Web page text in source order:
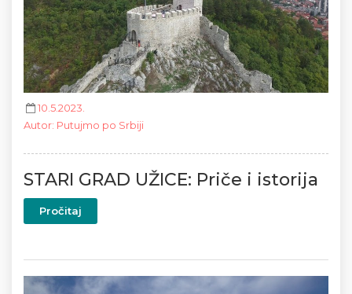
10.5.2023.
Autor: Putujmo po Srbiji
STARI GRAD UŽICE: Priče i istorija
Pročitaj